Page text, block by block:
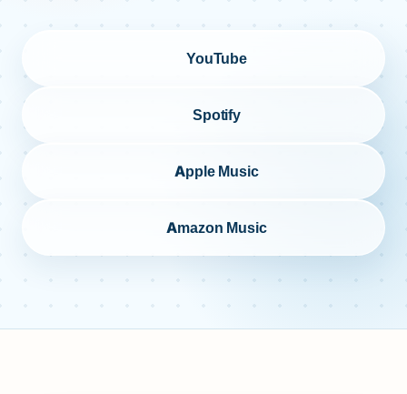
YouTube
Spotify
Apple Music
Amazon Music